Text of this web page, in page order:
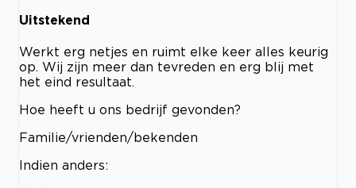
Uitstekend
Werkt erg netjes en ruimt elke keer alles keurig
op. Wij zijn meer dan tevreden en erg blij met
het eind resultaat.
Hoe heeft u ons bedrijf gevonden?
Familie/vrienden/bekenden
Indien anders: